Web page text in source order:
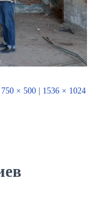
750 × 500 | 1536 × 1024